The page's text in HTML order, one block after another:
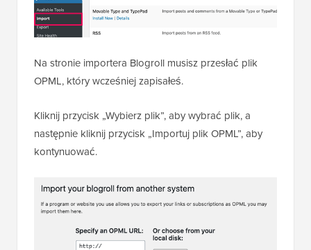
Na stronie importera Blogroll musisz przesłać plik
OPML, który wcześniej zapisałeś.
Kliknij przycisk „Wybierz plik”, aby wybrać plik, a
następnie kliknij przycisk „Importuj plik OPML”, aby
kontynuować.